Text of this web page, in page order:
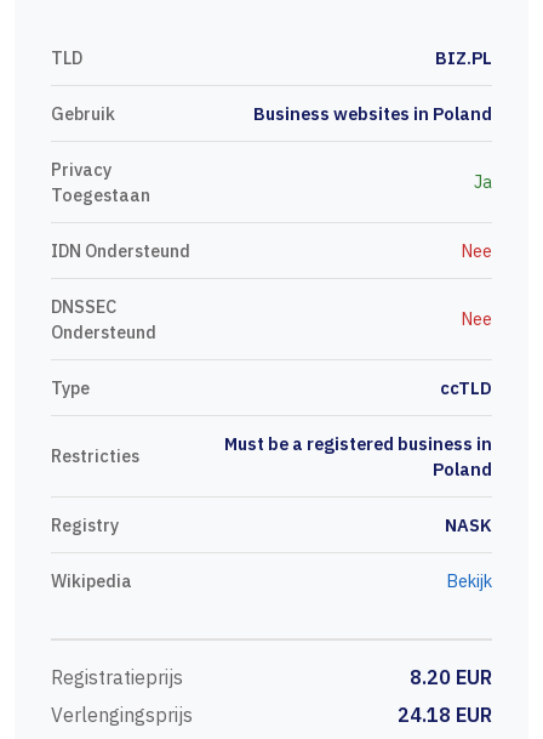
TLD BIZ.PL
Gebruik Business websites in Poland
Privacy
Toegestaan
Ja
IDN Ondersteund Nee
DNSSEC
Ondersteund
Nee
Type ccTLD
Restricties
Must be a registered business in
Poland
Registry NASK
Wikipedia Bekijk
Registratieprijs
8.20 EUR
Verlengingsprijs
24.18 EUR